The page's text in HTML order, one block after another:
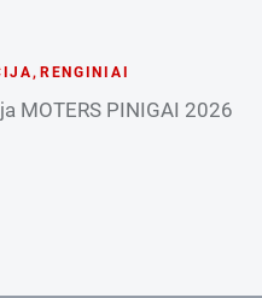
, RENGINIAI
MOTERS PINIGAI 2026